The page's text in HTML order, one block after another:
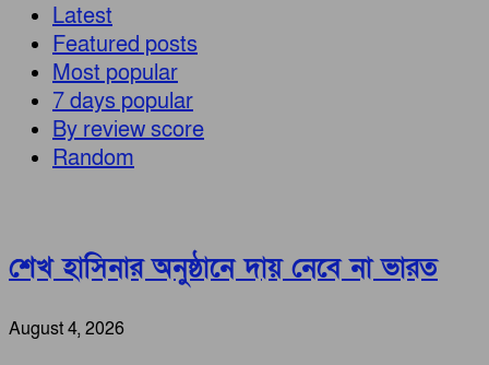
Latest
Featured posts
Most popular
7 days popular
By review score
Random
শেখ হাসিনার অনুষ্ঠানে দায় নেবে না ভারত
August 4, 2026